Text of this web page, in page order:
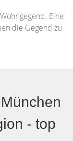
Eine
die Gegend zu
- top